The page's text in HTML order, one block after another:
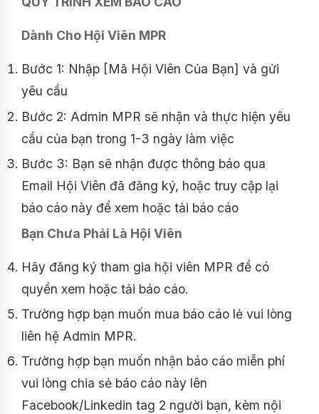
Dành Cho Hội Viên MPR
Bước 1: Nhập [Mã Hội Viên Của Bạn] và gửi
yêu cầu
Bước 2: Admin MPR sẽ nhận và thực hiện yêu
cầu của bạn trong 1-3 ngày làm việc
Bước 3: Bạn sẽ nhận được thông báo qua
Email Hội Viên đã đăng ký, hoặc truy cập lại
báo cáo này để xem hoặc tải báo cáo
Bạn Chưa Phải Là Hội Viên
Hãy đăng ký tham gia hội viên MPR để có
quyền xem hoặc tải báo cáo.
Trường hợp bạn muốn mua báo cáo lẻ vui lòng
liên hệ Admin MPR.
Trường hợp bạn muốn nhận báo cáo miễn phí
vui lòng chia sẻ báo cáo này lên
Facebook/Linkedin tag 2 người bạn, kèm nội